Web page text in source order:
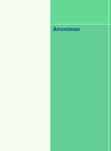
Anonimas